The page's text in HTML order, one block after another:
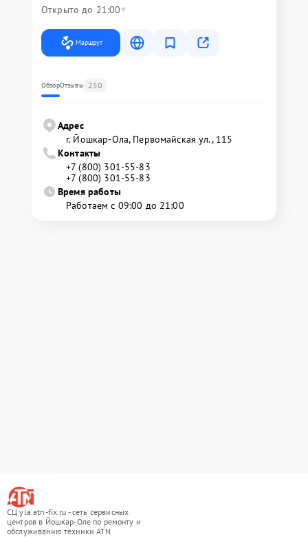
Открыто до 21:00
Маршрут
ОбзорОтзывы 250
Адрес
г. Йошкар-Ола, Первомайская ул., 115
Контакты
+7 (800) 301-55-83
+7 (800) 301-55-83
Время работы
Работаем с 09:00 до 21:00
СЦ yla.atn-fix.ru - сеть сервисных
центров в Йошкар-Оле по ремонту и
обслуживанию техники ATN